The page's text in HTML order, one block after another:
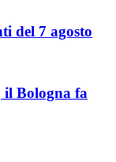
del 7 agosto
Bologna fa